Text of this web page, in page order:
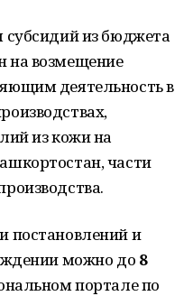
субсидий из бюджета
на возмещение
деятельность в
из кожи на
части
постановлений и
можно до 8
портале по